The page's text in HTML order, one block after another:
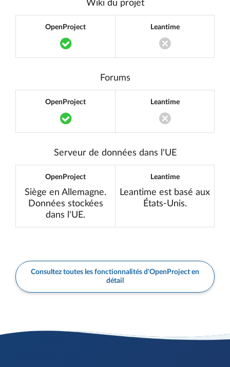
Wiki du projet
OpenProject
Translation missing:
Leantime
Translation
Forums
OpenProject
Translation missing:
Leantime
Translation
Serveur de données dans l'UE
OpenProject
Siège en Allemagne.
Données stockées
dans l'UE.
Leantime
Leantime est basé aux
États-Unis.
Consultez toutes les fonctionnalités d'OpenProject en
détail